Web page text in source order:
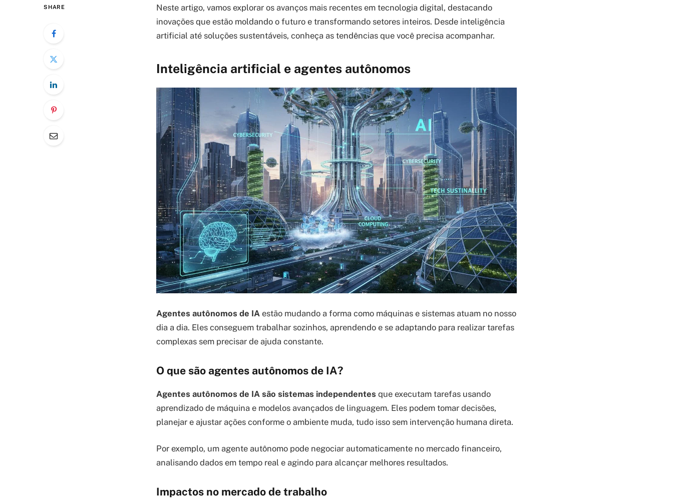
SHARE
Neste artigo, vamos explorar os avanços mais recentes em tecnologia digital, destacando
inovações que estão moldando o futuro e transformando setores inteiros. Desde inteligência
artificial até soluções sustentáveis, conheça as tendências que você precisa acompanhar.
Inteligência artificial e agentes autônomos
Agentes autônomos de IA estão mudando a forma como máquinas e sistemas atuam no nosso
dia a dia. Eles conseguem trabalhar sozinhos, aprendendo e se adaptando para realizar tarefas
complexas sem precisar de ajuda constante.
O que são agentes autônomos de IA?
Agentes autônomos de IA são sistemas independentes que executam tarefas usando
aprendizado de máquina e modelos avançados de linguagem. Eles podem tomar decisões,
planejar e ajustar ações conforme o ambiente muda, tudo isso sem intervenção humana direta.
Por exemplo, um agente autônomo pode negociar automaticamente no mercado financeiro,
analisando dados em tempo real e agindo para alcançar melhores resultados.
Impactos no mercado de trabalho